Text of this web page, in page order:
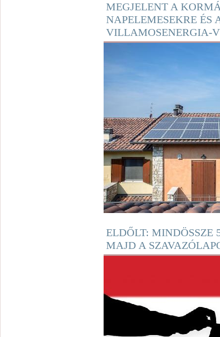
MEGJELENT A
NAPELEMESEKRE ÉS
VILLAMOSENERGIA-
ELDŐLT: MINDÖSSZE
MAJD A